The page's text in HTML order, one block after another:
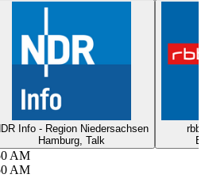
Info - Region Niedersachsen
Hamburg, Talk
AM
AM